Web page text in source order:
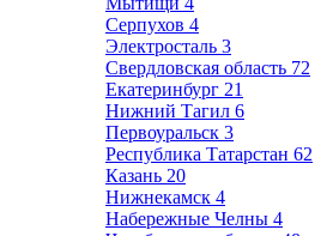
Серпухов 4
Электросталь 3
Свердловская область 72
Екатеринбург 21
Нижний Тагил 6
Первоуральск 3
Республика Татарстан 62
Казань 20
Нижнекамск 4
Набережные Челны 4